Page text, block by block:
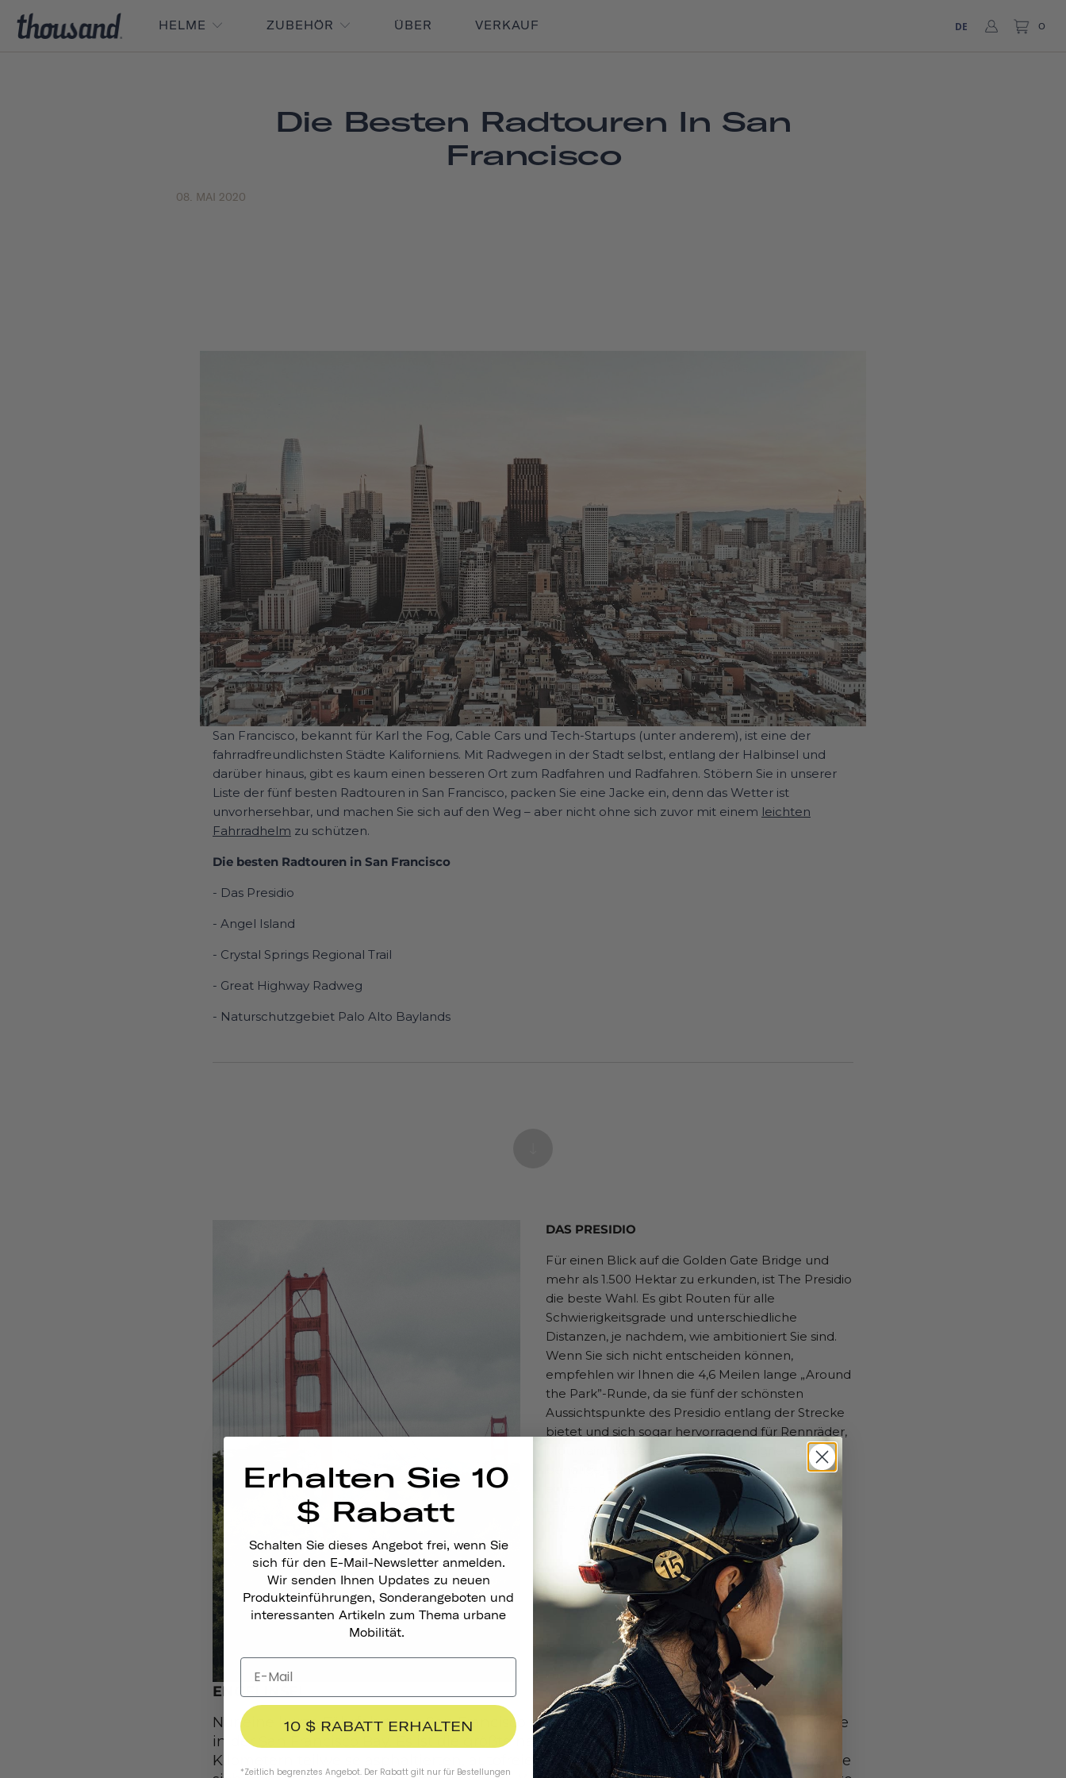
HELME ZUBEHÖR ÜBER VERKAUF DE 0
Die Besten Radtouren In San
Francisco
08. MAI 2020
San Francisco, bekannt für Karl the Fog, Cable Cars und Tech-Startups (unter anderem), ist eine der
fahrradfreundlichsten Städte Kaliforniens. Mit Radwegen in der Stadt selbst, entlang der Halbinsel und
darüber hinaus, gibt es kaum einen besseren Ort zum Radfahren und Radfahren. Stöbern Sie in unserer
Liste der fünf besten Radtouren in San Francisco, packen Sie eine Jacke ein, denn das Wetter ist
unvorhersehbar, und machen Sie sich auf den Weg – aber nicht ohne sich zuvor mit einem leichten
Fahrradhelm zu schützen.
Die besten Radtouren in San Francisco
- Das Presidio
- Angel Island
- Crystal Springs Regional Trail
- Great Highway Radweg
- Naturschutzgebiet Palo Alto Baylands
DAS PRESIDIO
Für einen Blick auf die Golden Gate Bridge und
mehr als 1.500 Hektar zu erkunden, ist The Presidio
die beste Wahl. Es gibt Routen für alle
Schwierigkeitsgrade und unterschiedliche
Distanzen, je nachdem, wie ambitioniert Sie sind.
Wenn Sie sich nicht entscheiden können,
empfehlen wir Ihnen die 4,6 Meilen lange „Around
the Park”-Runde, da sie fünf der schönsten
Aussichtspunkte des Presidio entlang der Strecke
bietet und sich sogar hervorragend für Rennräder,
Mountainbikes oder Skateboards eignet. Sie
benötigen ein Fahrrad? Kein Problem. Mieten Sie
eines im Sports Basement, das sich in günstiger
Lage am Crissy Field befindet.
ENGELINSEL
Nur eine kurze Fährfahrt von San Francisco entfernt liegt Angel Island, eine kleine Oase
in der San Francisco Bay. Es ist die größte natürliche Insel in der Bucht mit acht
Kilometern teilweise asphaltierten, autofreien Radwegen entlang des Inselumfangs, die
Erhalten Sie 10
$ Rabatt
Schalten Sie dieses Angebot frei, wenn Sie
sich für den E-Mail-Newsletter anmelden.
Wir senden Ihnen Updates zu neuen
Produkteinführungen, Sonderangeboten und
interessanten Artikeln zum Thema urbane
Mobilität.
10 $ RABATT ERHALTEN
*Zeitlich begrenztes Angebot. Der Rabatt gilt nur für Bestellungen